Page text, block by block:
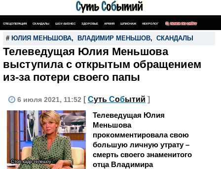
СПЕЦОПЕРАЦИЯ СКАНДАЛЫ ШОУ-БИЗНЕС ЗДОРОВЬЕ АРМИЯ ШПИОНАЖ НЕКРОЛОГ ПОИСК ПО САЙТУ
# ЮЛИЯ МЕНЬШОВА, ВЛАДИМИР МЕНЬШОВ, СКАНДАЛЫ
Телеведущая Юлия Меньшова
выступила с открытым обращением
из-за потери своего папы
6 июля 2021, 11:52 [ Суть Событий ]
Стоп-кадр телешоу
Телеведущая Юлия
Меньшова
прокомментировала свою
большую личную утрату –
смерть своего знаменитого
отца Владимира